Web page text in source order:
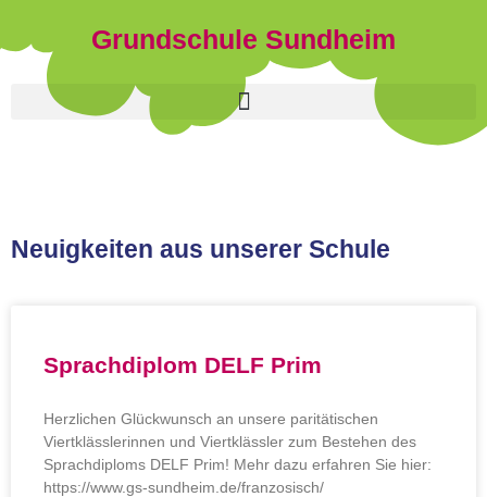
Grundschule Sundheim
Neuigkeiten aus unserer Schule
Sprachdiplom DELF Prim
Herzlichen Glückwunsch an unsere paritätischen
Viertklässlerinnen und Viertklässler zum Bestehen des
Sprachdiploms DELF Prim! Mehr dazu erfahren Sie hier:
https://www.gs-sundheim.de/franzosisch/